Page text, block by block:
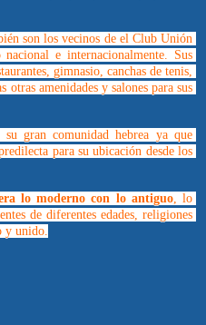
son los vecinos de el Club Unión
e internacionalmente. Sus
gimnasio, canchas de tenis,
otras amenidades y salones para sus
gran comunidad hebrea ya que
para su ubicación desde los
lo moderno con lo antiguo, lo
de diferentes edades, religiones
y unido.